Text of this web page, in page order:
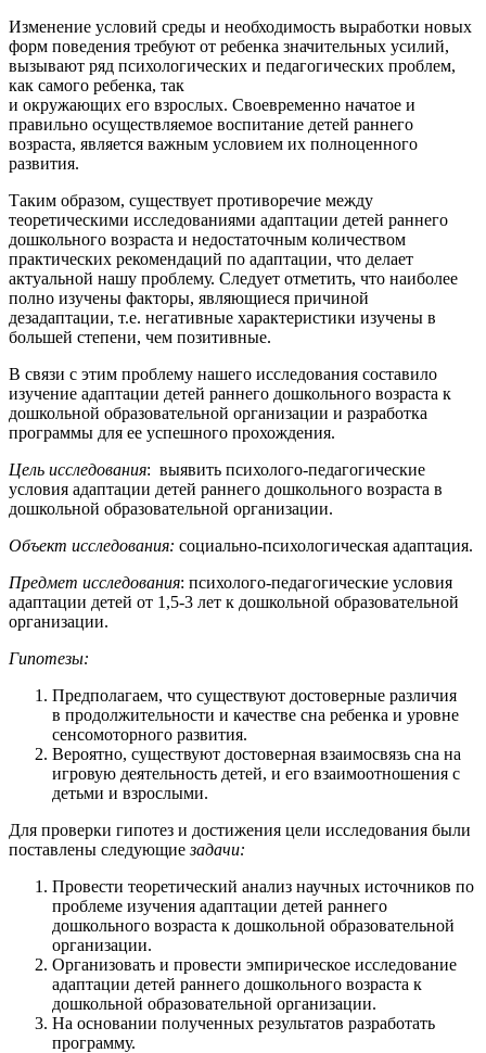
Изменение условий среды и необходимость выработки новых
форм поведения требуют от ребенка значительных усилий,
вызывают ряд психологических и педагогических проблем,
как самого ребенка, так
и окружающих его взрослых. Своевременно начатое и
правильно осуществляемое воспитание детей раннего
возраста, является важным условием их полноценного
развития.
Таким образом, существует противоречие между
теоретическими исследованиями адаптации детей раннего
дошкольного возраста и недостаточным количеством
практических рекомендаций по адаптации, что делает
актуальной нашу проблему. Следует отметить, что наиболее
полно изучены факторы, являющиеся причиной
дезадаптации, т.е. негативные характеристики изучены в
большей степени, чем позитивные.
В связи с этим проблему нашего исследования составило
изучение адаптации детей раннего дошкольного возраста к
дошкольной образовательной организации и разработка
программы для ее успешного прохождения.
Цель исследования: выявить психолого-педагогические
условия адаптации детей раннего дошкольного возраста в
дошкольной образовательной организации.
Объект исследования: социально-психологическая адаптация.
Предмет исследования: психолого-педагогические условия
адаптации детей от 1,5-3 лет к дошкольной образовательной
организации.
Гипотезы:
Предполагаем, что существуют достоверные различия
в продолжительности и качестве сна ребенка и уровне
сенсомоторного развития.
Вероятно, существуют достоверная взаимосвязь сна на
игровую деятельность детей, и его взаимоотношения с
детьми и взрослыми.
Для проверки гипотез и достижения цели исследования были
поставлены следующиезадачи:
Провести теоретический анализ научных источников по
проблеме изучения адаптации детей раннего
дошкольного возраста к дошкольной образовательной
организации.
Организовать и провести эмпирическое исследование
адаптации детей раннего дошкольного возраста к
дошкольной образовательной организации.
На основании полученных результатов разработать
программу.